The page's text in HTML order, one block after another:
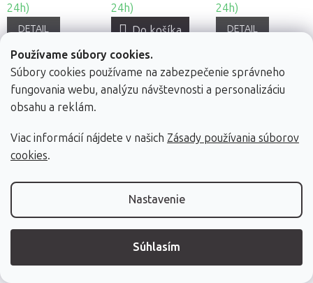
Používame súbory cookies.
Súbory cookies používame na zabezpečenie správneho
fungovania webu, analýzu návštevnosti a personalizáciu
obsahu a reklám.
Viac informácií nájdete v našich Zásady používania súborov
cookies.
Nastavenie
Súhlasím
24h)
DETAIL
24h)
Do košíka
24h)
DETAIL
Silikónové
Fabulo
sada, 4ks
4 farby